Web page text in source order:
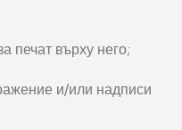
печат върху него;
и/или надписи